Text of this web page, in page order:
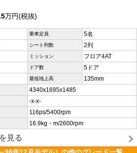
万円(税抜)
乗車定員 5名
シート列数 2列
ミッション フロア4AT
ドア数 5ドア
最低地上高 135mm
4340x1695x1485
-x-x-
116ps/5400rpm
16.9kg・m/2600rpm
見る